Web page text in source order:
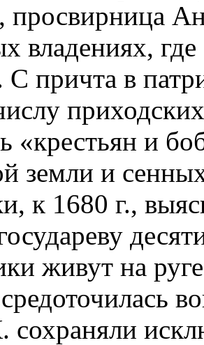
просвирница
владениях,
С причта в
«крестьян и
земли и
к 1680 г.,
живут на
сохраняли